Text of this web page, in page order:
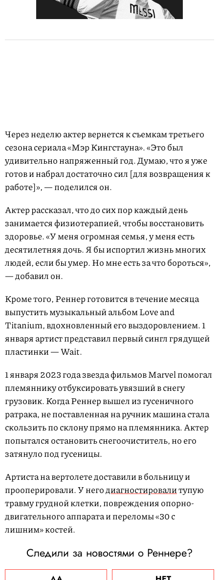
Через неделю актер вернется к съемкам третьего
сезона сериала «Мэр Кингстауна». «Это был
удивительно напряженный год. Думаю, что я уже
готов и набрал достаточно сил [для возвращения к
работе]», — поделился он.
Актер рассказал, что до сих пор каждый день
занимается физиотерапией, чтобы восстановить
здоровье. «У меня огромная семья, у меня есть
десятилетняя дочь. Я бы испортил жизнь многих
людей, если бы умер. Но мне есть за что бороться»,
— добавил он.
Кроме того, Реннер готовится в течение месяца
выпустить музыкальный альбом Love and
Titanium, вдохновленный его выздоровлением. 1
января артист представил первый сингл грядущей
пластинки — Wait.
1 января 2023 года звезда фильмов Marvel помогал
племяннику отбуксировать увязший в снегу
грузовик. Когда Реннер вышел из гусеничного
ратрака, не поставленная на ручник машина стала
скользить по склону прямо на племянника. Актер
попытался остановить снегоочиститель, но его
затянуло под гусеницы.
Артиста на вертолете доставили в больницу и
прооперировали. У негодиагностировалитупую
травму грудной клетки, повреждения опорно-
двигательного аппарата и переломы «30 с
лишним» костей.
Следили за новостями о Реннере?